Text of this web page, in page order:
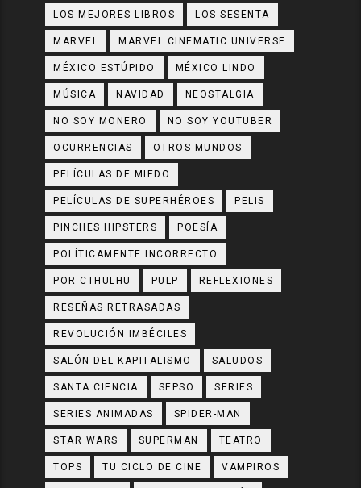
LOS MEJORES LIBROS LOS SESENTA
MARVEL MARVEL CINEMATIC UNIVERSE
MÉXICO ESTÚPIDO MÉXICO LINDO
MÚSICA NAVIDAD NEOSTALGIA
NO SOY MONERO NO SOY YOUTUBER
OCURRENCIAS OTROS MUNDOS
PELÍCULAS DE MIEDO
PELÍCULAS DE SUPERHÉROES PELIS
PINCHES HIPSTERS POESÍA
POLÍTICAMENTE INCORRECTO
POR CTHULHU PULP REFLEXIONES
RESEÑAS RETRASADAS
REVOLUCIÓN IMBÉCILES
SALÓN DEL KAPITALISMO SALUDOS
SANTA CIENCIA SEPSO SERIES
SERIES ANIMADAS SPIDER-MAN
STAR WARS SUPERMAN TEATRO
TOPS TU CICLO DE CINE VAMPIROS